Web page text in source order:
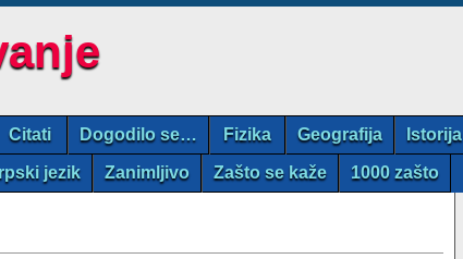
Citati Dogodilo se… Fizika Geografija Istorija
jezik Zanimljivo Zašto se kaže 1000 zašto